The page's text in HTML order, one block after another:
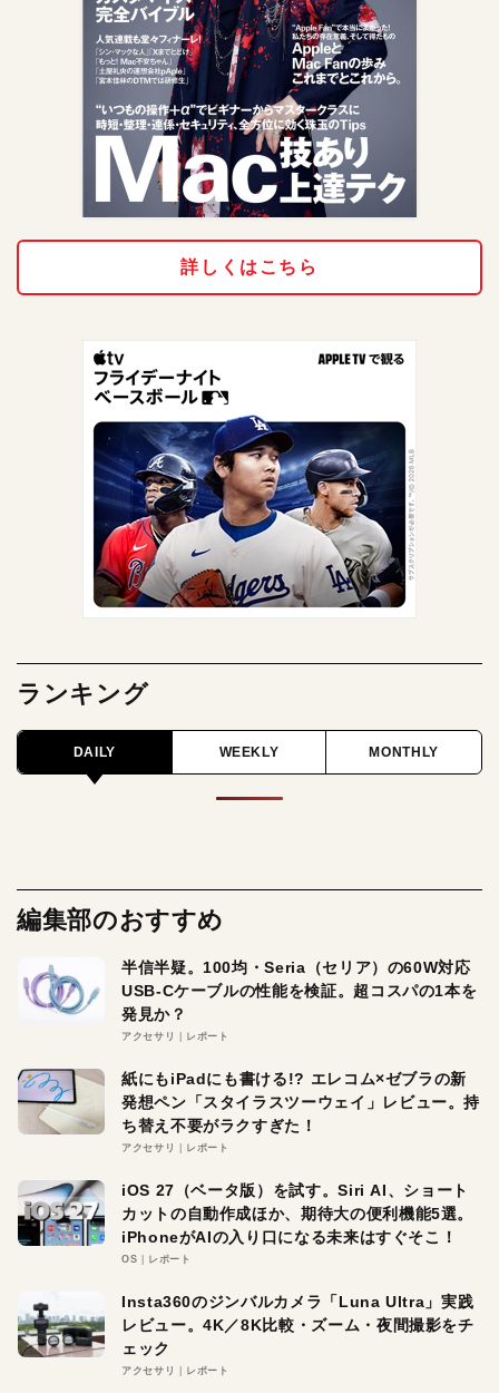
詳しくはこちら
ランキング
DAILY WEEKLY MONTHLY
編集部のおすすめ
半信半疑。100均・Seria（セリア）の60W対応
USB-Cケーブルの性能を検証。超コスパの1本を
発見か？
アクセサリ レポート
紙にもiPadにも書ける!? エレコム×ゼブラの新
発想ペン「スタイラスツーウェイ」レビュー。持
ち替え不要がラクすぎた！
アクセサリ レポート
iOS 27（ベータ版）を試す。Siri AI、ショート
カットの自動作成ほか、期待大の便利機能5選。
iPhoneがAIの入り口になる未来はすぐそこ！
OS レポート
Insta360のジンバルカメラ「Luna Ultra」実践
レビュー。4K／8K比較・ズーム・夜間撮影をチ
ェック
アクセサリ レポート